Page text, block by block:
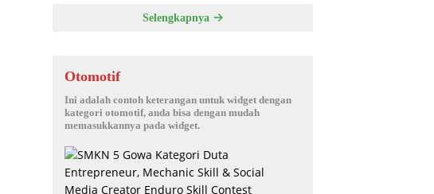
Selengkapnya
Otomotif
Ini adalah contoh keterangan untuk widget dengan
kategori otomotif, anda bisa dengan mudah
memasukkannya pada widget.